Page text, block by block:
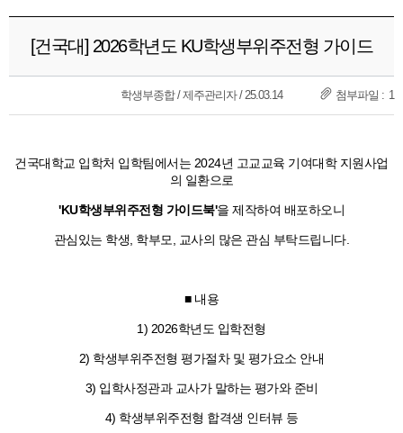
찾아오시는 길
대학 정보
전형 정보
상담신청
프로그램 안내
제주도교육청 유튜브
고교-대학 연계 프로그램
공지/대입정보
[건국대] 2026학년도 KU학생부위주전형 가이드
학생부종합 / 제주관리자 / 25.03.14 1
건국대학교 입학처 입학팀에서는 2024년 고교교육 기여대학 지원사업
의 일환으로
'KU학생부위주전형 가이드북'을 제작하여 배포하오니
관심있는 학생, 학부모, 교사의 많은 관심 부탁드립니다.
■ 내용
1) 2026학년도 입학전형
2) 학생부위주전형 평가절차 및 평가요소 안내
3) 입학사정관과 교사가 말하는 평가와 준비
4) 학생부위주전형 합격생 인터뷰 등